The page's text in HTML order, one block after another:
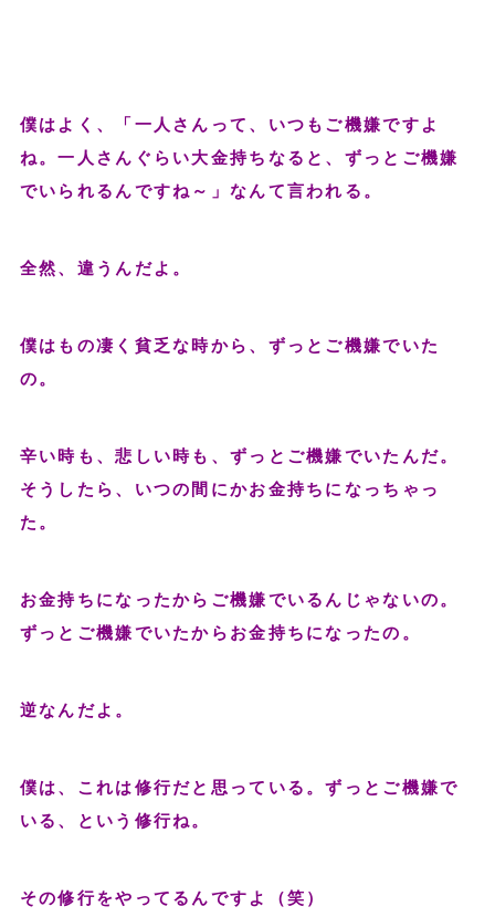
僕はよく、「一人さんって、いつもご機嫌ですよ
ね。一人さんぐらい大金持ちなると、ずっとご機嫌
でいられるんですね～」なんて言われる。
全然、違うんだよ。
僕はもの凄く貧乏な時から、ずっとご機嫌でいた
の。
辛い時も、悲しい時も、ずっとご機嫌でいたんだ。
そうしたら、いつの間にかお金持ちになっちゃっ
た。
お金持ちになったからご機嫌でいるんじゃないの。
ずっとご機嫌でいたからお金持ちになったの。
逆なんだよ。
僕は、これは修行だと思っている。ずっとご機嫌で
いる、という修行ね。
その修行をやってるんですよ（笑）